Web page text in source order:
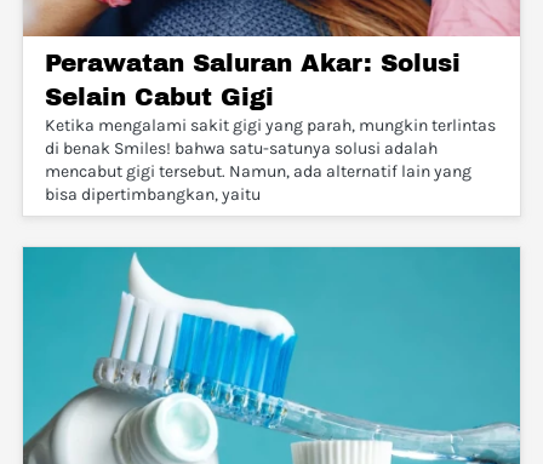
Perawatan Saluran Akar: Solusi
Selain Cabut Gigi
Ketika mengalami sakit gigi yang parah, mungkin terlintas
di benak Smiles! bahwa satu-satunya solusi adalah
mencabut gigi tersebut. Namun, ada alternatif lain yang
bisa dipertimbangkan, yaitu